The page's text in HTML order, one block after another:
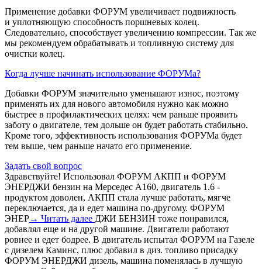
Применение добавки ФОРУМ увеличивает подвижность
и уплотняющую способность поршневых колец.
Следовательно, способствует увеличению компрессии. Так же
мы рекомендуем обрабатывать и топливную систему для
очистки колец.
Когда лучше начинать использование ФОРУМа?
Добавки ФОРУМ значительно уменьшают износ, поэтому
применять их для нового автомобиля нужно как можно
быстрее в профилактических целях: чем раньше проявить
заботу о двигателе, тем дольше он будет работать стабильно.
Кроме того, эффективность использования ФОРУМа будет
тем выше, чем раньше начато его применение.
Задать свой вопрос
Здравствуйте! Использовал ФОРУМ АКПП и ФОРУМ
ЭНЕРДЖИ бензин на Мерседес А160, двигатель 1.6 -
продуктом доволен, АКПП стала лучше работать, мягче
переключается, да и едет машина по-другому. ФОРУМ
ЭНЕР→ Читать далее ДЖИ БЕНЗИН тоже понравился,
добавлял еще и на другой машине. Двигатели работают
ровнее и едет бодрее. В двигатель испытал ФОРУМ на Газеле
с дизелем Каминс, плюс добавил в диз. топливо присадку
ФОРУМ ЭНЕРДЖИ дизель, машина поменялась в лучшую